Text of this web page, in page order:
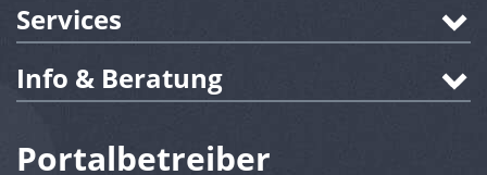
Services
Info & Beratung
Portalbetreiber